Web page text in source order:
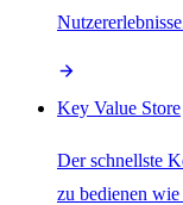
Key Value Store
Der schnellste
zu bedienen